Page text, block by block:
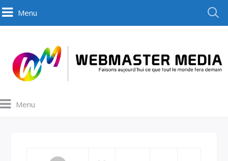
Menu
Menu